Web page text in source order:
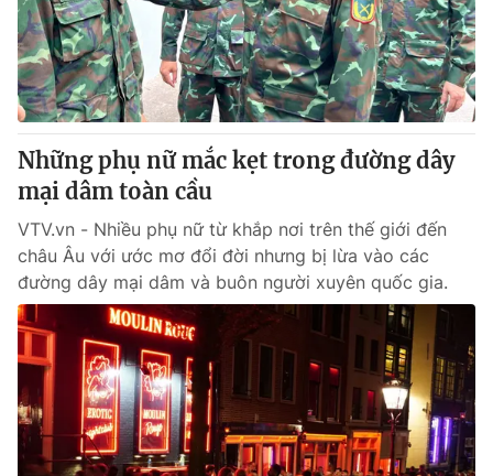
Thị trường 24h Tấm lòng Việt
VTV4 Vươn mình bằng AI
VTV9 VTV8
Liên hệ tòa soạn English
THỜI BÁO VTV
Theo dõi báo trên
Những phụ nữ mắc kẹt trong đường dây
mại dâm toàn cầu
VTV.vn - Nhiều phụ nữ từ khắp nơi trên thế giới đến
châu Âu với ước mơ đổi đời nhưng bị lừa vào các
đường dây mại dâm và buôn người xuyên quốc gia.